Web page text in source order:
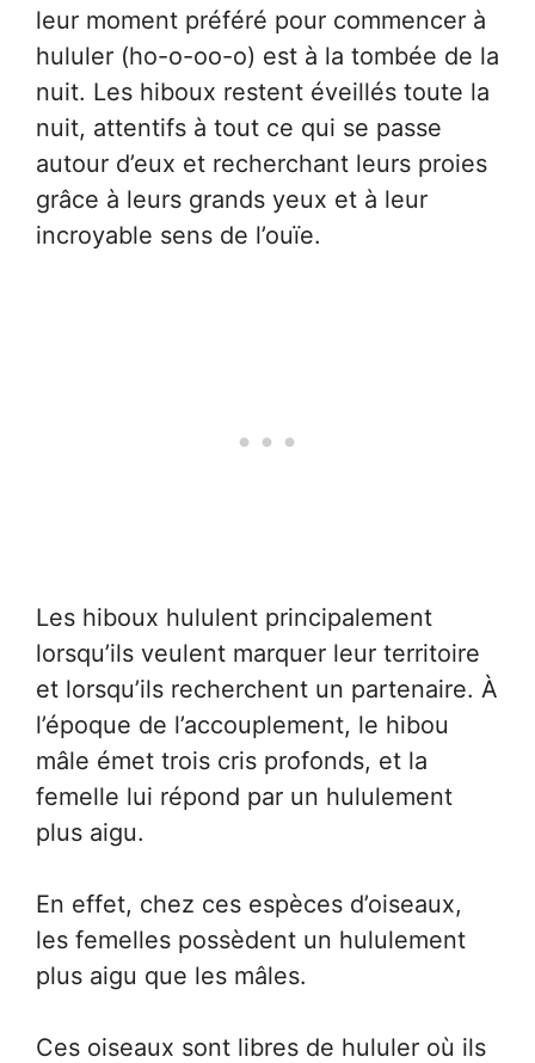
leur moment préféré pour commencer à
hululer (ho-o-oo-o) est à la tombée de la
nuit. Les hiboux restent éveillés toute la
nuit, attentifs à tout ce qui se passe
autour d’eux et recherchant leurs proies
grâce à leurs grands yeux et à leur
incroyable sens de l’ouïe.
Les hiboux hululent principalement
lorsqu’ils veulent marquer leur territoire
et lorsqu’ils recherchent un partenaire. À
l’époque de l’accouplement, le hibou
mâle émet trois cris profonds, et la
femelle lui répond par un hululement
plus aigu.
En effet, chez ces espèces d’oiseaux,
les femelles possèdent un hululement
plus aigu que les mâles.
Ces oiseaux sont libres de hululer où ils